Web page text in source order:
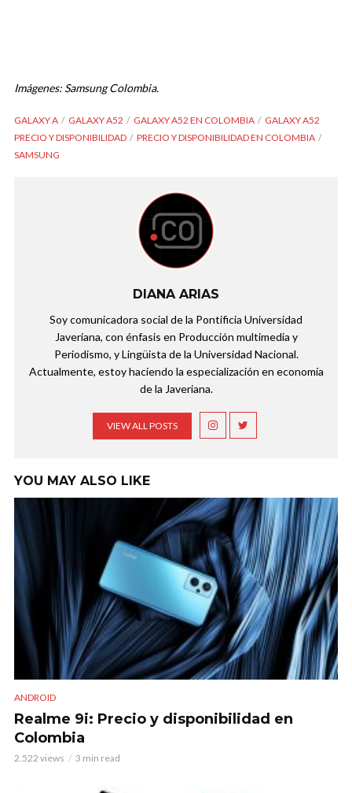
Imágenes: Samsung Colombia.
GALAXY A GALAXY A52 GALAXY A52 EN COLOMBIA
GALAXY A52
PRECIO Y DISPONIBILIDAD
PRECIO Y DISPONIBILIDAD EN COLOMBIA
SAMSUNG
DIANA ARIAS
Soy comunicadora social de la Pontificia Universidad
Javeriana, con énfasis en Producción multimedia y
Periodismo, y Lingüista de la Universidad Nacional.
Actualmente, estoy haciendo la especialización en economía
de la Javeriana.
VIEW ALL POSTS
YOU MAY ALSO LIKE
ANDROID
Realme 9i: Precio y disponibilidad en
Colombia
2.522 views 3 min read